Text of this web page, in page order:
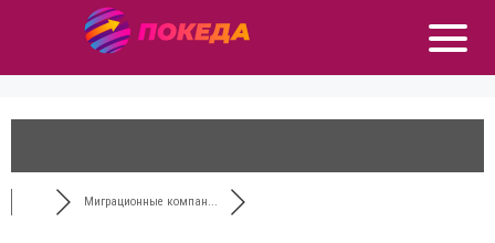
Миграционные компан...